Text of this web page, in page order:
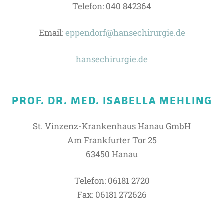
Telefon: 040 842364
Email:eppendorf@hansechirurgie.de
hansechirurgie.de
PROF. DR. MED. ISABELLA MEHLING
St. Vinzenz-Krankenhaus Hanau GmbH
Am Frankfurter Tor 25
63450 Hanau
Telefon: 06181 2720
Fax: 06181 272626